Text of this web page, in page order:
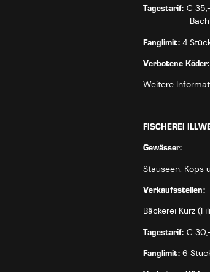
Tagestarif: €
Bachkarte
Fanglimit: 4
Verbotene Köder:
Weitere
FISCHEREI
Gewässer:
Stauseen: Kops
Verkaufsstellen:
Bäckerei Kurz
Tagestarif: €
Fanglimit: 6